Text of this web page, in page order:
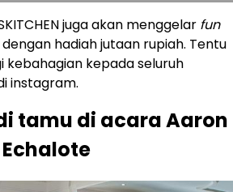
juga akan menggelar fun
hadiah jutaan rupiah. Tentu
kebahagian kepada seluruh
instagram.
tamu di acara Aaron